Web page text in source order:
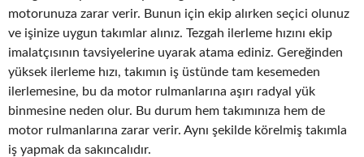
motorunuza zarar verir. Bunun için ekip alırken seçici olunuz
ve işinize uygun takımlar alınız. Tezgah ilerleme hızını ekip
imalatçısının tavsiyelerine uyarak atama ediniz. Gereğinden
yüksek ilerleme hızı, takımın iş üstünde tam kesemeden
ilerlemesine, bu da motor rulmanlarına aşırı radyal yük
binmesine neden olur. Bu durum hem takımınıza hem de
motor rulmanlarına zarar verir. Aynı şekilde körelmiş takımla
iş yapmak da sakıncalıdır.